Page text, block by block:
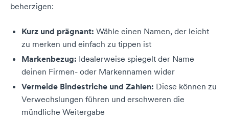
beherzigen:
Kurz und prägnant: Wähle einen Namen, der leicht
zu merken und einfach zu tippen ist
Markenbezug: Idealerweise spiegelt der Name
deinen Firmen- oder Markennamen wider
Vermeide Bindestriche und Zahlen: Diese können zu
Verwechslungen führen und erschweren die
mündliche Weitergabe